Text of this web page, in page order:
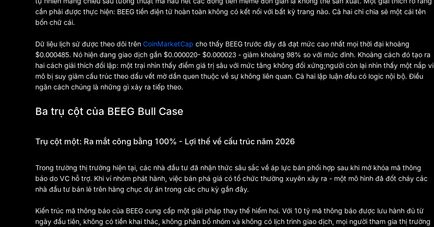
cần phải được thực hiện: BEEG tiền điện tử hoàn toàn không có kết nối với bất kỳ trang nào. Cả hai chỉ chia sẻ một cái tên
bốn chữ cái.
Dữ liệu lịch sử được theo dõi trên CoinMarketCap cho thấy BEEG trước đây đã đạt mức cao nhất mọi thời đại khoảng
$0.000485. Nó hiện đang giao dịch gần $0.000020- $0.000023 - giảm khoảng 98% so với mức đỉnh. Khoảng cách đó tạo ra
hai cách giải thích đối lập: một trại nhìn thấy điểm giá trị sâu với mức tăng không đối xứng;người còn lại nhìn thấy một nắp vi
mô bị suy giảm cấu trúc theo dấu vết mờ dần quen thuộc về sự không liên quan. Cả hai lập luận đều có logic nội bộ. Điều
ngăn cách chúng là những gì xảy ra tiếp theo.
Ba trụ cột của BEEG Bull Case
Trụ cột một: Ra mắt công bằng 100% - Lợi thế về cấu trúc năm 2026
Trong trường thị trường hiện tại, các nhà đầu tư đã nhận thức sâu sắc về áp lực bán phối hợp sau khi mở khóa mã thông
báo do VC hỗ trợ. Khi ví nhóm phát hành, việc bán phá giá có tổ chức thường xuyên xảy ra - một mô hình đã đốt cháy các
nhà đầu tư bán lẻ trên hàng chục dự án trong các chu kỳ gần đây.
Kiến trúc mã thông báo của BEEG cung cấp một giải pháp thay thế hiếm hoi. Với 10 tỷ mã thông báo được lưu hành đủ từ
ngày đầu tiên, không có tiền khai thác, không phân bổ nhóm và không có lịch trình giao dịch, mọi người tham gia thị trường